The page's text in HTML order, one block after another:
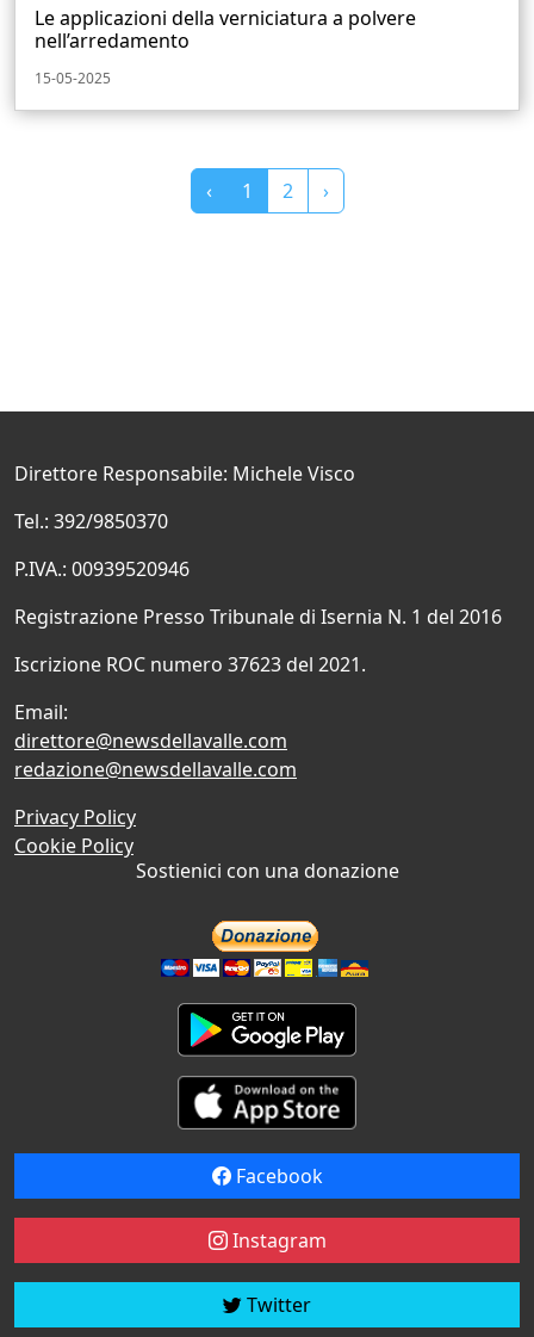
Le applicazioni della verniciatura a polvere
nell’arredamento
15-05-2025
‹ 1 2 ›
Direttore Responsabile: Michele Visco
Tel.: 392/9850370
P.IVA.: 00939520946
Registrazione Presso Tribunale di Isernia N. 1 del 2016
Iscrizione ROC numero 37623 del 2021.
Email:
direttore@newsdellavalle.com
redazione@newsdellavalle.com
Privacy Policy
Cookie Policy
Sostienici con una donazione
Facebook
Instagram
Twitter